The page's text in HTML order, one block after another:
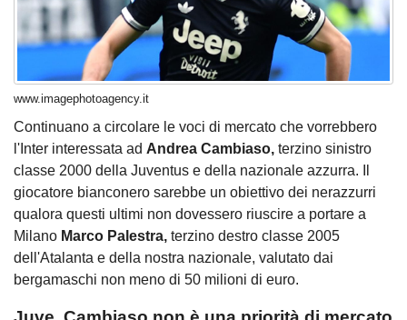
www.imagephotoagency.it
Continuano a circolare le voci di mercato che vorrebbero
l'Inter interessata ad Andrea Cambiaso, terzino sinistro
classe 2000 della Juventus e della nazionale azzurra. Il
giocatore bianconero sarebbe un obiettivo dei nerazzurri
qualora questi ultimi non dovessero riuscire a portare a
Milano Marco Palestra, terzino destro classe 2005
dell'Atalanta e della nostra nazionale, valutato dai
bergamaschi non meno di 50 milioni di euro.